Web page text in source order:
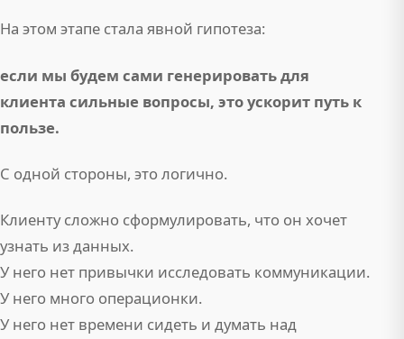
На этом этапе стала явной гипотеза:
если мы будем сами генерировать для
клиента сильные вопросы, это ускорит путь к
пользе.
С одной стороны, это логично.
Клиенту сложно сформулировать, что он хочет
узнать из данных.
У него нет привычки исследовать коммуникации.
У него много операционки.
У него нет времени сидеть и думать над